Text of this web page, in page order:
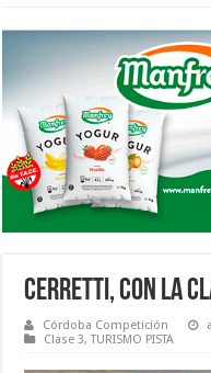
CERRETTI, CON LA
Córdoba Competición
Clase 3,TURISMO PISTA